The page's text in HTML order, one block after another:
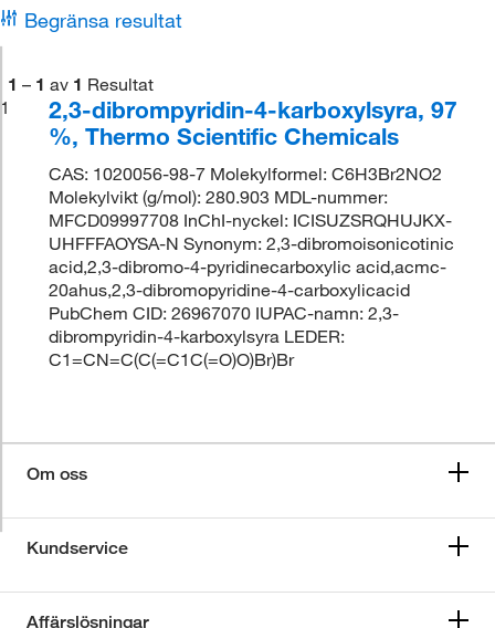
Begränsa resultat
1 – 1 av 1 Resultat
1
2,3-dibrompyridin-4-karboxylsyra, 97
%, Thermo Scientific Chemicals
CAS: 1020056-98-7 Molekylformel: C6H3Br2NO2
Molekylvikt (g/mol): 280.903 MDL-nummer:
MFCD09997708 InChI-nyckel: ICISUZSRQHUJKX-
UHFFFAOYSA-N Synonym: 2,3-dibromoisonicotinic
acid,2,3-dibromo-4-pyridinecarboxylic acid,acmc-
20ahus,2,3-dibromopyridine-4-carboxylicacid
PubChem CID: 26967070 IUPAC-namn: 2,3-
dibrompyridin-4-karboxylsyra LEDER:
C1=CN=C(C(=C1C(=O)O)Br)Br
Om oss
Kundservice
Affärslösningar